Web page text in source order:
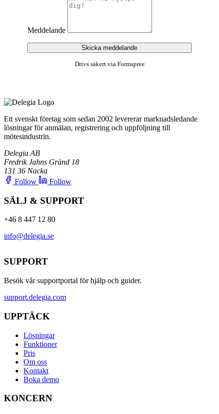
Meddelande
Skicka meddelande
Drivs säkert via Formspree
Ett svenskt företag som sedan 2002 levererar marknadsledande
lösningar för anmälan, registrering och uppföljning till
mötesindustrin.
Delegia AB
Fredrik Jahns Gränd 18
131 36 Nacka
Follow
Follow
SÄLJ & SUPPORT
+46 8 447 12 80
info@delegia.se
SUPPORT
Besök vår supportportal för hjälp och guider.
support.delegia.com
UPPTÄCK
Lösningar
Funktioner
Pris
Om oss
Kontakt
Boka demo
KONCERN